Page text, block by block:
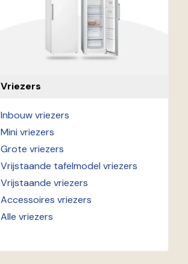
Vriezers
Inbouw vriezers
Mini vriezers
Grote vriezers
Vrijstaande tafelmodel vriezers
Vrijstaande vriezers
Accessoires vriezers
Alle vriezers